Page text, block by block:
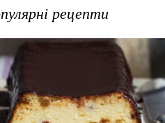
рецепти